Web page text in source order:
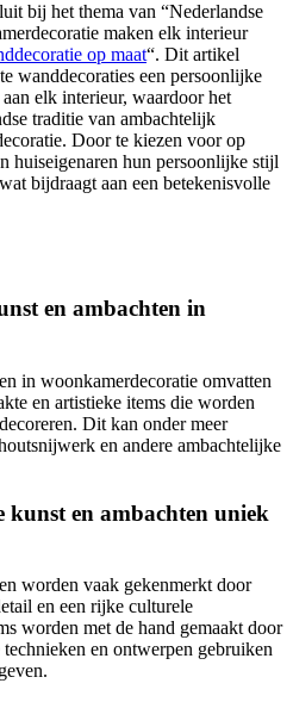
bij het thema van “Nederlandse
maken elk interieur
op maat“. Dit artikel
wanddecoraties een persoonlijke
elk interieur, waardoor het
traditie van ambachtelijk
Door te kiezen voor op
huiseigenaren hun persoonlijke stijl
bijdraagt aan een betekenisvolle
en ambachten in
in woonkamerdecoratie omvatten
en artistieke items die worden
Dit kan onder meer
en andere ambachtelijke
kunst en ambachten uniek
worden vaak gekenmerkt door
en een rijke culturele
worden met de hand gemaakt door
en ontwerpen gebruiken